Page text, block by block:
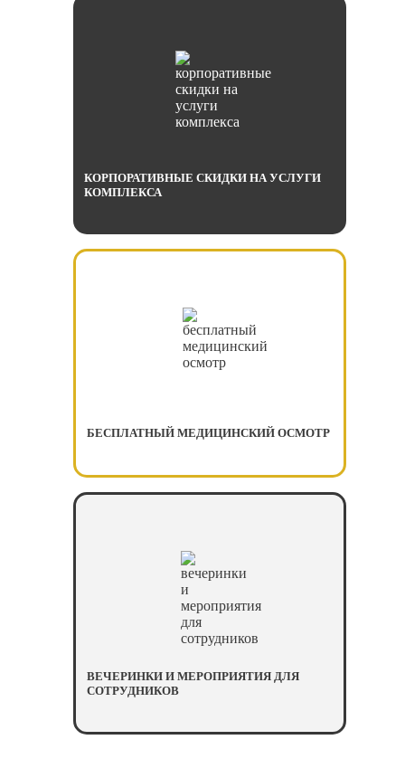
КОРПОРАТИВНЫЕ СКИДКИ НА УСЛУГИ
КОМПЛЕКСА
БЕСПЛАТНЫЙ МЕДИЦИНСКИЙ ОСМОТР
ВЕЧЕРИНКИ И МЕРОПРИЯТИЯ ДЛЯ
СОТРУДНИКОВ